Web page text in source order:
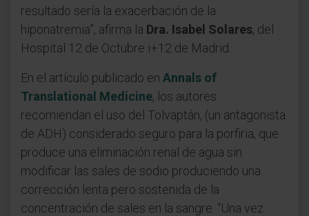
resultado sería la exacerbación de la
hiponatremia”, afirma la Dra. Isabel Solares, del
Hospital 12 de Octubre i+12 de Madrid.
En el artículo publicado en Annals of
Translational Medicine, los autores
recomiendan el uso del Tolvaptán, (un antagonista
de ADH) considerado seguro para la porfiria, que
produce una eliminación renal de agua sin
modificar las sales de sodio produciendo una
corrección lenta pero sostenida de la
concentración de sales en la sangre. “Una vez